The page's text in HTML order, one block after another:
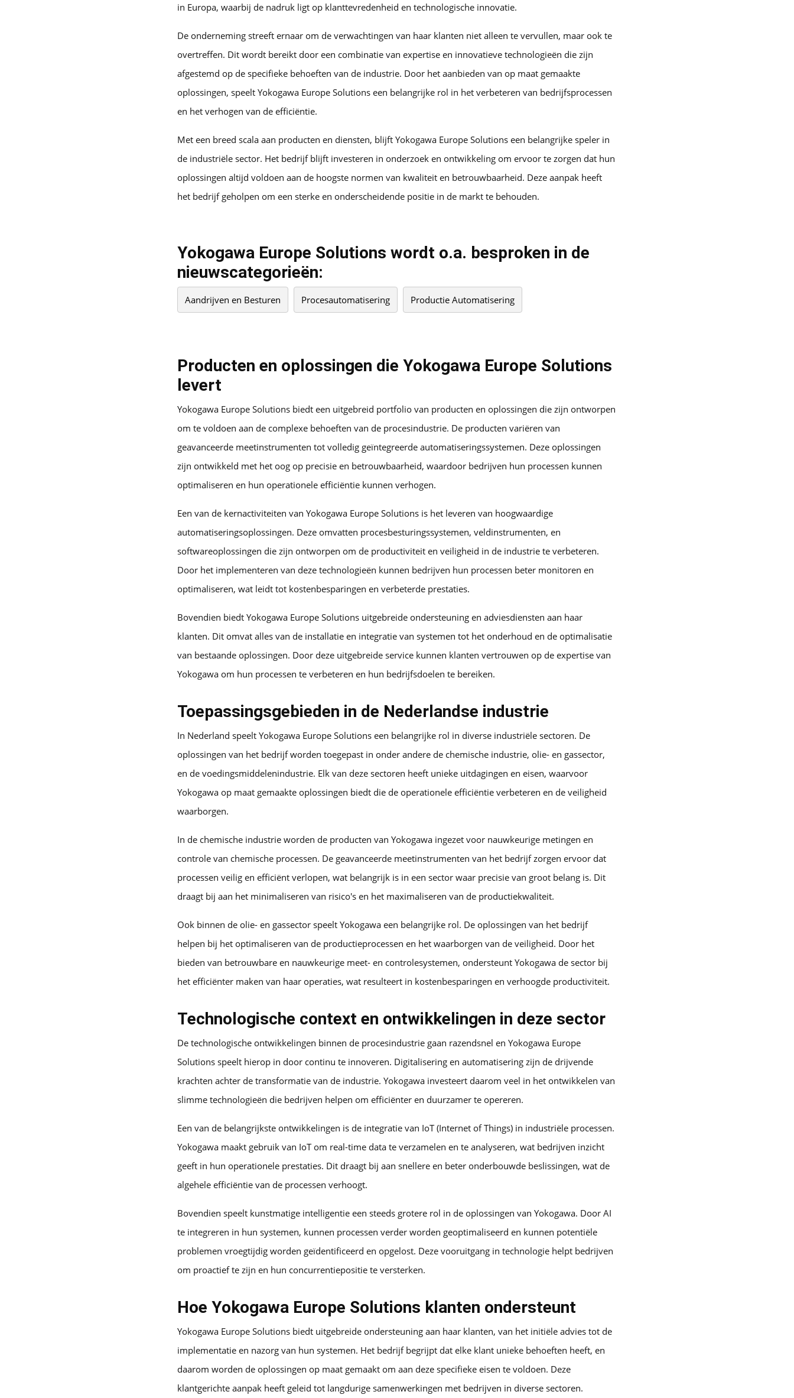
in Europa, waarbij de nadruk ligt op klanttevredenheid en technologische innovatie.
De onderneming streeft ernaar om de verwachtingen van haar klanten niet alleen te vervullen, maar ook te
overtreffen. Dit wordt bereikt door een combinatie van expertise en innovatieve technologieën die zijn
afgestemd op de specifieke behoeften van de industrie. Door het aanbieden van op maat gemaakte
oplossingen, speelt Yokogawa Europe Solutions een belangrijke rol in het verbeteren van bedrijfsprocessen
en het verhogen van de efficiëntie.
Met een breed scala aan producten en diensten, blijft Yokogawa Europe Solutions een belangrijke speler in
de industriële sector. Het bedrijf blijft investeren in onderzoek en ontwikkeling om ervoor te zorgen dat hun
oplossingen altijd voldoen aan de hoogste normen van kwaliteit en betrouwbaarheid. Deze aanpak heeft
het bedrijf geholpen om een sterke en onderscheidende positie in de markt te behouden.
Yokogawa Europe Solutions wordt o.a. besproken in de
nieuwscategorieën:
Aandrijven en Besturen Procesautomatisering Productie Automatisering
Producten en oplossingen die Yokogawa Europe Solutions
levert
Yokogawa Europe Solutions biedt een uitgebreid portfolio van producten en oplossingen die zijn ontworpen
om te voldoen aan de complexe behoeften van de procesindustrie. De producten variëren van
geavanceerde meetinstrumenten tot volledig geïntegreerde automatiseringssystemen. Deze oplossingen
zijn ontwikkeld met het oog op precisie en betrouwbaarheid, waardoor bedrijven hun processen kunnen
optimaliseren en hun operationele efficiëntie kunnen verhogen.
Een van de kernactiviteiten van Yokogawa Europe Solutions is het leveren van hoogwaardige
automatiseringsoplossingen. Deze omvatten procesbesturingssystemen, veldinstrumenten, en
softwareoplossingen die zijn ontworpen om de productiviteit en veiligheid in de industrie te verbeteren.
Door het implementeren van deze technologieën kunnen bedrijven hun processen beter monitoren en
optimaliseren, wat leidt tot kostenbesparingen en verbeterde prestaties.
Bovendien biedt Yokogawa Europe Solutions uitgebreide ondersteuning en adviesdiensten aan haar
klanten. Dit omvat alles van de installatie en integratie van systemen tot het onderhoud en de optimalisatie
van bestaande oplossingen. Door deze uitgebreide service kunnen klanten vertrouwen op de expertise van
Yokogawa om hun processen te verbeteren en hun bedrijfsdoelen te bereiken.
Toepassingsgebieden in de Nederlandse industrie
In Nederland speelt Yokogawa Europe Solutions een belangrijke rol in diverse industriële sectoren. De
oplossingen van het bedrijf worden toegepast in onder andere de chemische industrie, olie- en gassector,
en de voedingsmiddelenindustrie. Elk van deze sectoren heeft unieke uitdagingen en eisen, waarvoor
Yokogawa op maat gemaakte oplossingen biedt die de operationele efficiëntie verbeteren en de veiligheid
waarborgen.
In de chemische industrie worden de producten van Yokogawa ingezet voor nauwkeurige metingen en
controle van chemische processen. De geavanceerde meetinstrumenten van het bedrijf zorgen ervoor dat
processen veilig en efficiënt verlopen, wat belangrijk is in een sector waar precisie van groot belang is. Dit
draagt bij aan het minimaliseren van risico's en het maximaliseren van de productiekwaliteit.
Ook binnen de olie- en gassector speelt Yokogawa een belangrijke rol. De oplossingen van het bedrijf
helpen bij het optimaliseren van de productieprocessen en het waarborgen van de veiligheid. Door het
bieden van betrouwbare en nauwkeurige meet- en controlesystemen, ondersteunt Yokogawa de sector bij
het efficiënter maken van haar operaties, wat resulteert in kostenbesparingen en verhoogde productiviteit.
Technologische context en ontwikkelingen in deze sector
De technologische ontwikkelingen binnen de procesindustrie gaan razendsnel en Yokogawa Europe
Solutions speelt hierop in door continu te innoveren. Digitalisering en automatisering zijn de drijvende
krachten achter de transformatie van de industrie. Yokogawa investeert daarom veel in het ontwikkelen van
slimme technologieën die bedrijven helpen om efficiënter en duurzamer te opereren.
Een van de belangrijkste ontwikkelingen is de integratie van IoT (Internet of Things) in industriële processen.
Yokogawa maakt gebruik van IoT om real-time data te verzamelen en te analyseren, wat bedrijven inzicht
geeft in hun operationele prestaties. Dit draagt bij aan snellere en beter onderbouwde beslissingen, wat de
algehele efficiëntie van de processen verhoogt.
Bovendien speelt kunstmatige intelligentie een steeds grotere rol in de oplossingen van Yokogawa. Door AI
te integreren in hun systemen, kunnen processen verder worden geoptimaliseerd en kunnen potentiële
problemen vroegtijdig worden geïdentificeerd en opgelost. Deze vooruitgang in technologie helpt bedrijven
om proactief te zijn en hun concurrentiepositie te versterken.
Hoe Yokogawa Europe Solutions klanten ondersteunt
Yokogawa Europe Solutions biedt uitgebreide ondersteuning aan haar klanten, van het initiële advies tot de
implementatie en nazorg van hun systemen. Het bedrijf begrijpt dat elke klant unieke behoeften heeft, en
daarom worden de oplossingen op maat gemaakt om aan deze specifieke eisen te voldoen. Deze
klantgerichte aanpak heeft geleid tot langdurige samenwerkingen met bedrijven in diverse sectoren.